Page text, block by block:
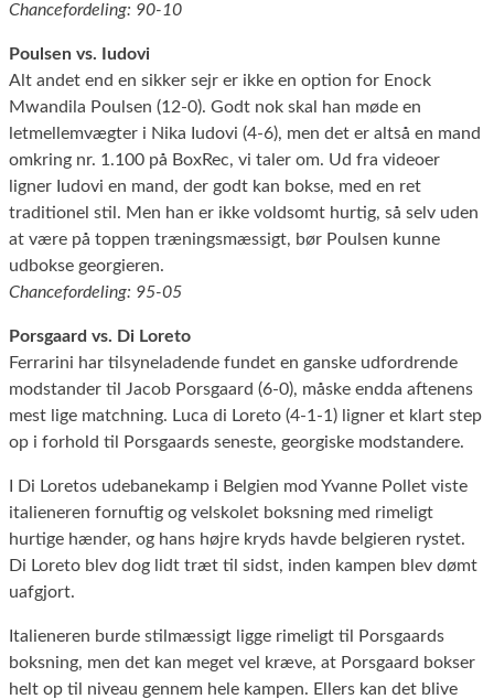
Chancefordeling: 90-10
Poulsen vs. Iudovi
Alt andet end en sikker sejr er ikke en option for Enock
Mwandila Poulsen (12-0). Godt nok skal han møde en
letmellemvægter i Nika Iudovi (4-6), men det er altså en mand
omkring nr. 1.100 på BoxRec, vi taler om. Ud fra videoer
ligner Iudovi en mand, der godt kan bokse, med en ret
traditionel stil. Men han er ikke voldsomt hurtig, så selv uden
at være på toppen træningsmæssigt, bør Poulsen kunne
udbokse georgieren.
Chancefordeling: 95-05
Porsgaard vs. Di Loreto
Ferrarini har tilsyneladende fundet en ganske udfordrende
modstander til Jacob Porsgaard (6-0), måske endda aftenens
mest lige matchning. Luca di Loreto (4-1-1) ligner et klart step
op i forhold til Porsgaards seneste, georgiske modstandere.
I Di Loretos udebanekamp i Belgien mod Yvanne Pollet viste
italieneren fornuftig og velskolet boksning med rimeligt
hurtige hænder, og hans højre kryds havde belgieren rystet.
Di Loreto blev dog lidt træt til sidst, inden kampen blev dømt
uafgjort.
Italieneren burde stilmæssigt ligge rimeligt til Porsgaards
boksning, men det kan meget vel kræve, at Porsgaard bokser
helt op til niveau gennem hele kampen. Ellers kan det blive